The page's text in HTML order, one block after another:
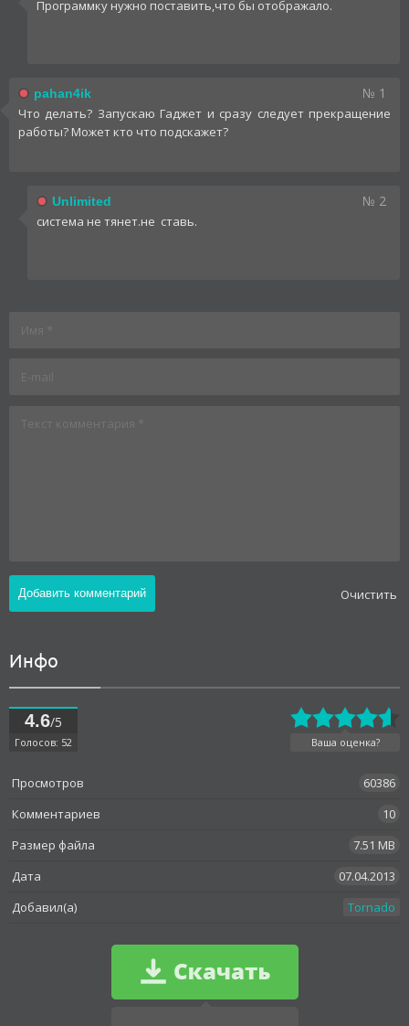
Программку нужно поставить,что бы отображало.
pahan4ik № 1
Что делать? Запускаю Гаджет и сразу следует прекращение
работы? Может кто что подскажет?
Unlimited № 2
система не тянет.не ставь.
Oчистить
Инфо
4.6/5
Голосов: 52 Ваша оценка?
Просмотров
60386
Комментариев
10
Размер файла
7.51 MB
Дата
07.04.2013
Добавил(а)
Tornado